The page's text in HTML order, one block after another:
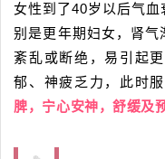
女性到了40岁以后气
别是更年期妇女，肾
紊乱或断绝，易引起
郁、神疲乏力，此时
脾，宁心安神，舒缓及